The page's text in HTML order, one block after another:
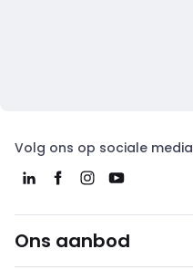
Volg ons op sociale media
Ons aanbod